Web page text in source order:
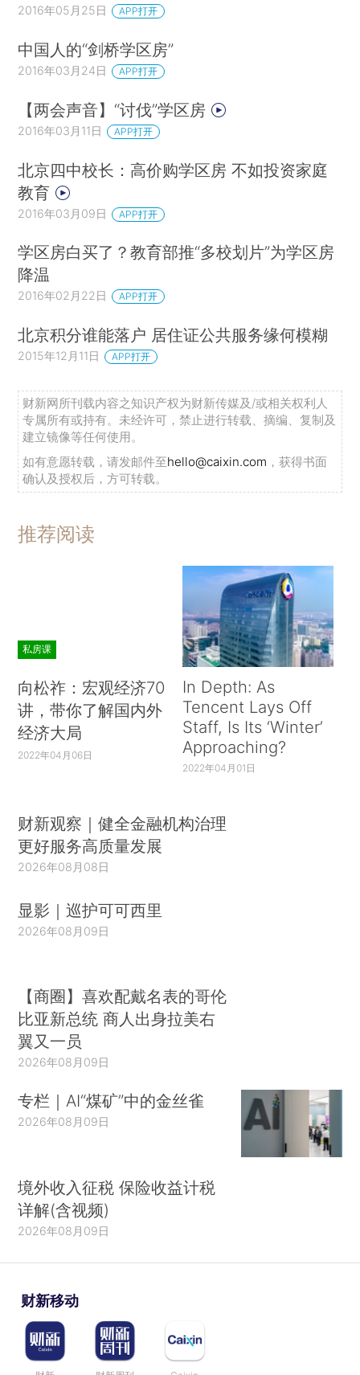
2016年05月25日 APP打开
中国人的“剑桥学区房”
2016年03月24日 APP打开
【两会声音】“讨伐”学区房
2016年03月11日 APP打开
北京四中校长：高价购学区房 不如投资家庭
教育
2016年03月09日 APP打开
学区房白买了？教育部推“多校划片”为学区房
降温
2016年02月22日 APP打开
北京积分谁能落户 居住证公共服务缘何模糊
2015年12月11日 APP打开
财新网所刊载内容之知识产权为财新传媒及/或相关权利人
专属所有或持有。未经许可，禁止进行转载、摘编、复制及
建立镜像等任何使用。
如有意愿转载，请发邮件至hello@caixin.com ，获得书面
确认及授权后，方可转载。
推荐阅读
私房课
向松祚：宏观经济70
讲，带你了解国内外
经济大局
2022年04月06日
In Depth: As
Tencent Lays Off
Staff, Is Its ‘Winter’
Approaching?
2022年04月01日
财新观察｜健全金融机构治理
更好服务高质量发展
2026年08月08日
显影｜巡护可可西里
2026年08月09日
【商圈】喜欢配戴名表的哥伦
比亚新总统 商人出身拉美右
翼又一员
2026年08月09日
专栏｜AI“煤矿”中的金丝雀
2026年08月09日
境外收入征税 保险收益计税
详解(含视频)
2026年08月09日
财新移动